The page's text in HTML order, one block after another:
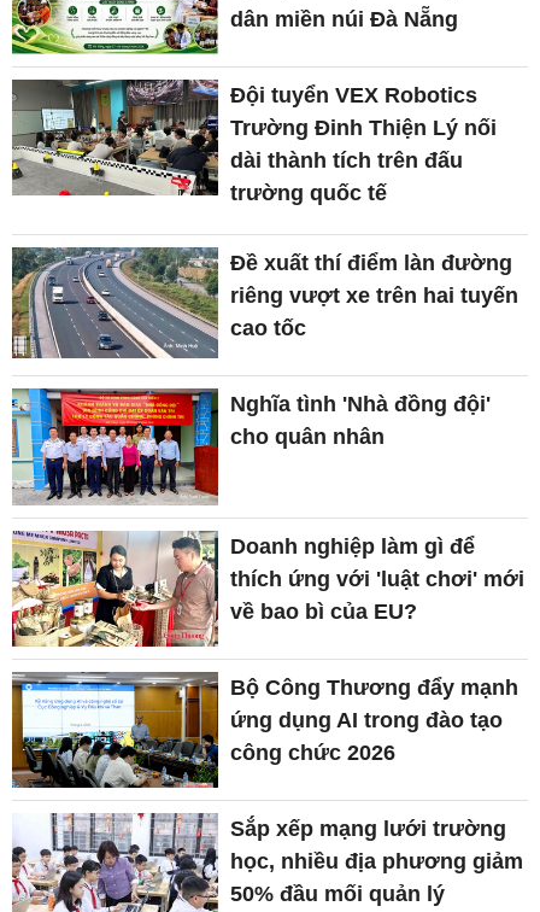
dân miền núi Đà Nẵng
Đội tuyển VEX Robotics
Trường Đinh Thiện Lý nối
dài thành tích trên đấu
trường quốc tế
Đề xuất thí điểm làn đường
riêng vượt xe trên hai tuyến
cao tốc
Nghĩa tình 'Nhà đồng đội'
cho quân nhân
Doanh nghiệp làm gì để
thích ứng với 'luật chơi' mới
về bao bì của EU?
Bộ Công Thương đẩy mạnh
ứng dụng AI trong đào tạo
công chức 2026
Sắp xếp mạng lưới trường
học, nhiều địa phương giảm
50% đầu mối quản lý